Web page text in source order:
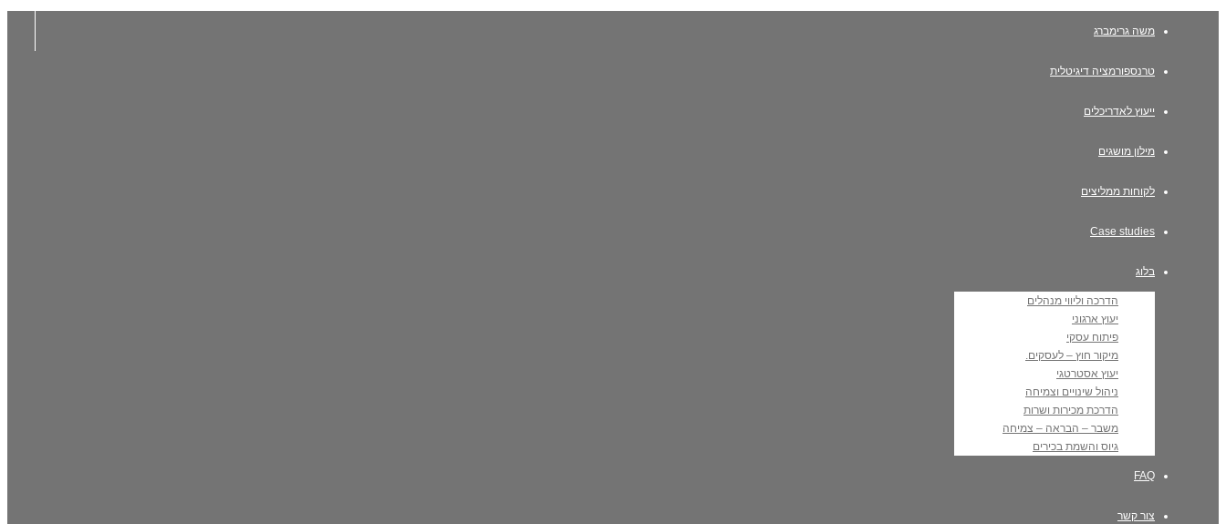
משה גרימברג
טרנספורמציה דיגיטלית
ייעוץ לאדריכלים
מילון מושגים
לקוחות ממליצים
Case studies
בלוג
הדרכה וליווי מנהלים
יעוץ ארגוני
פיתוח עסקי
מיקור חוץ – לעסקים.
יעוץ אסטרטגי
ניהול שינויים וצמיחה
הדרכת מכירות ושרות
משבר – הבראה – צמיחה
גיוס והשמת בכירים
FAQ
צור קשר